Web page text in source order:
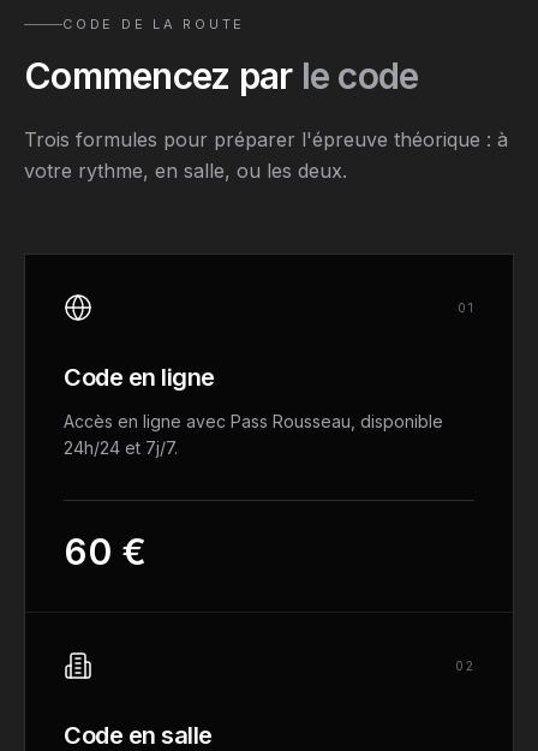
CODE DE LA ROUTE
Commencez par le code
Trois formules pour préparer l'épreuve théorique : à
votre rythme, en salle, ou les deux.
0 1
Code en ligne
Accès en ligne avec Pass Rousseau, disponible
24h/24 et 7j/7.
60 €
0 2
Code en salle